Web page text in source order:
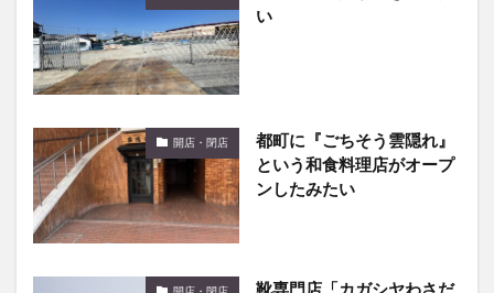
い
開店・閉店
都町に『ごちそう雲隠れ』
という和食料理店がオープ
ンしたみたい
開店・閉店
靴専門店「カガシヤわさだ